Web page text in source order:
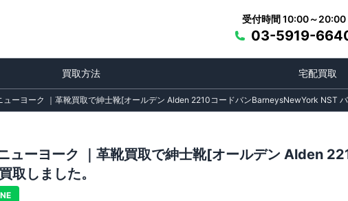
受付時間 10:00～20:00
03-5919-
買取方法 宅配買取
ューヨーク ｜革靴買取で紳士靴[オールデン Alden 2210コードバンBarneysNewYork NST バ
ューヨーク ｜革靴買取で紳士靴[オールデン Alden
取しました。